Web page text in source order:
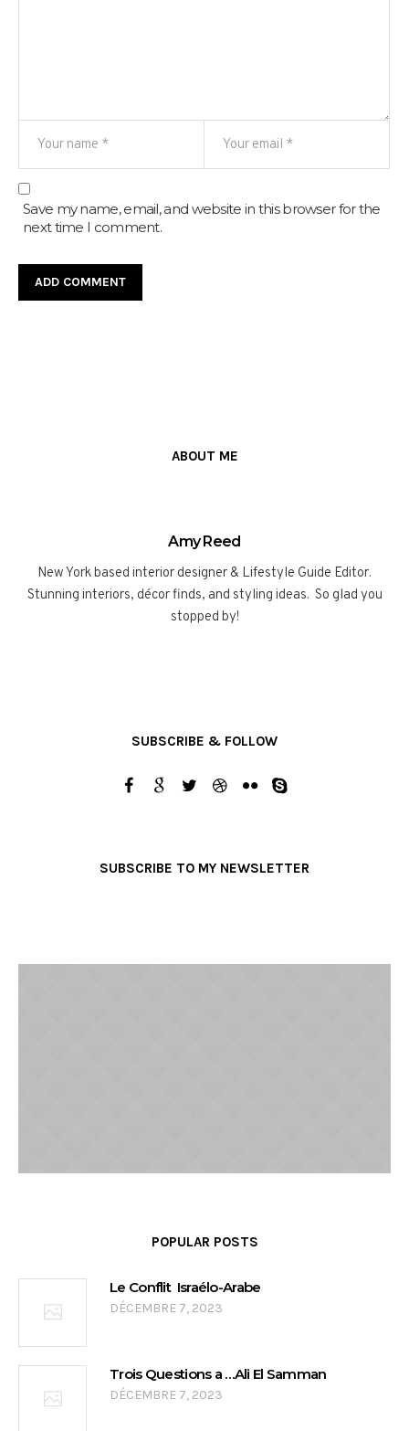
Save my name, email, and website in this browser for the
next time I comment.
ABOUT ME
Amy Reed
New York based interior designer & Lifestyle Guide Editor.
Stunning interiors, décor finds, and styling ideas. So glad you
stopped by!
SUBSCRIBE & FOLLOW
SUBSCRIBE TO MY NEWSLETTER
POPULAR POSTS
Le Conflit Israélo-Arabe
DÉCEMBRE 7, 2023
Trois Questions a …Ali El Samman
DÉCEMBRE 7, 2023